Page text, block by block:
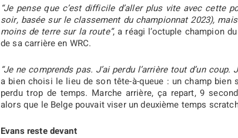
“Je pense que c’est difficile d’aller plus vite avec cette
soir, basée sur le classement du championnat 2023),
moins de terre sur la route”, a réagi l’octuple champion
de sa carrière en WRC.
“Je ne comprends pas. J’ai perdu l’arrière tout d’un coup.
a bien choisi le lieu de son tête-à-queue : un champ bien
perdu trop de temps. Marche arrière, ça repart, 9
alors que le Belge pouvait viser un deuxième temps
Evans reste devant